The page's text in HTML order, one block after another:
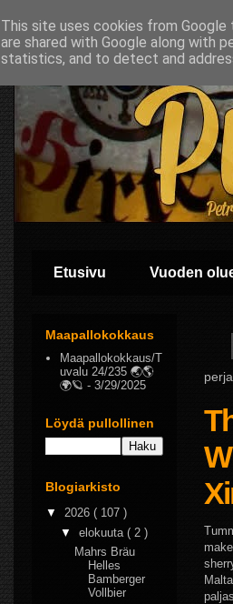
Etusivu Vuoden
Maapallokokkaus
Maapallokokkaus/T
uvalu 24/235 🌏🌎
🌍🪐 - 3/29/2025
Löydä pullollinen
Blogiarkisto
▼ 2026 ( 107 )
▼ elokuuta ( 2 )
Mahrs Bräu
Helles
Bamberger
Vollbier
This site uses cookies from
are shared with Google along with
statistics, and to detect and